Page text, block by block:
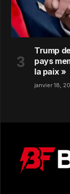
Trump
pays
la paix »
janvier 18,